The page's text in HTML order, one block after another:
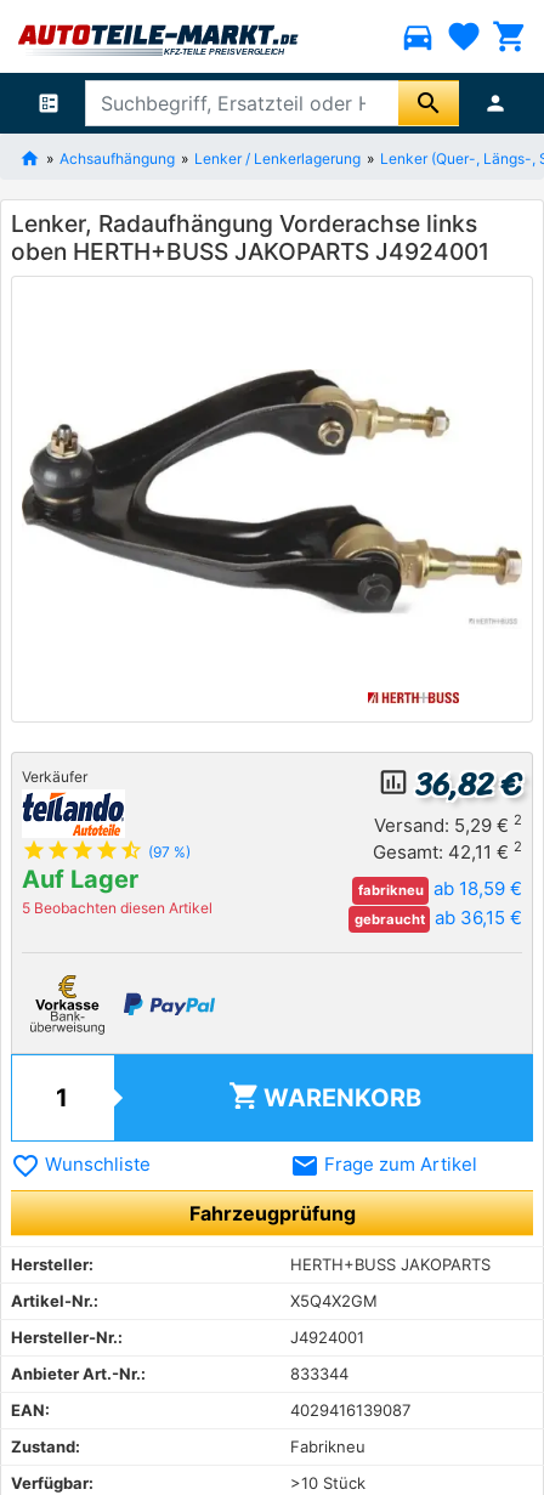
directions_car favorite shopping_cart
ballot search person
Achsaufhängung Lenker / Lenkerlagerung Lenker (Quer-, Längs-,
Lenker, Radaufhängung Vorderachse links
oben HERTH+BUSS JAKOPARTS J4924001
Verkäufer
star star star star star_half (97 %)
Auf Lager
5 Beobachten diesen Artikel
insert_chart_outlined 36,82 €
Versand: 5,29 € 2
Gesamt: 42,11 € 2
fabrikneu ab 18,59 €
gebraucht ab 36,15 €
shopping_cart WARENKORB
favorite_border Wunschliste email Frage zum Artikel
Fahrzeugprüfung
Hersteller:
HERTH+BUSS JAKOPARTS
Artikel-Nr.:
X5Q4X2GM
Hersteller-Nr.:
J4924001
Anbieter Art.-Nr.:
833344
EAN:
4029416139087
Zustand:
Fabrikneu
Verfügbar:
>10 Stück